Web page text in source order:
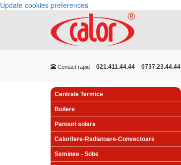
Update cookies preferences
Contact rapid 021.411.44.44 0737.23.44.44
Centrale Termice
Boilere
Panouri solare
Calorifere-Radiatoare-Convectoare
Seminee - Sobe